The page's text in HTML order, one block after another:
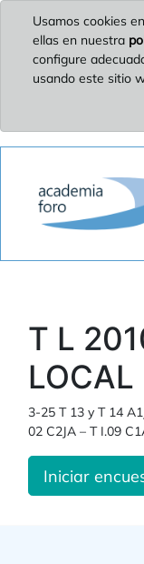
Usamos cookies
ellas en nuestra
configure
usando este sitio
T L
LOCAL
3-25 T 13 y T 14
02 C2JA – T I.09
Iniciar